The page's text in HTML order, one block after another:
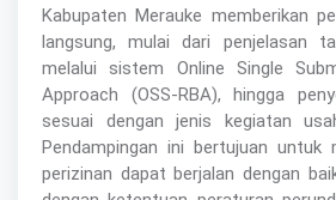
Kabupaten Merauke memberikan
langsung, mulai dari penjelasan
melalui sistem Online Single
Approach (OSS-RBA), hingga
sesuai dengan jenis kegiatan
Pendampingan ini bertujuan untuk
perizinan dapat berjalan dengan